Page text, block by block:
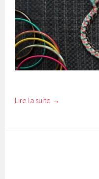
Lire la suite →